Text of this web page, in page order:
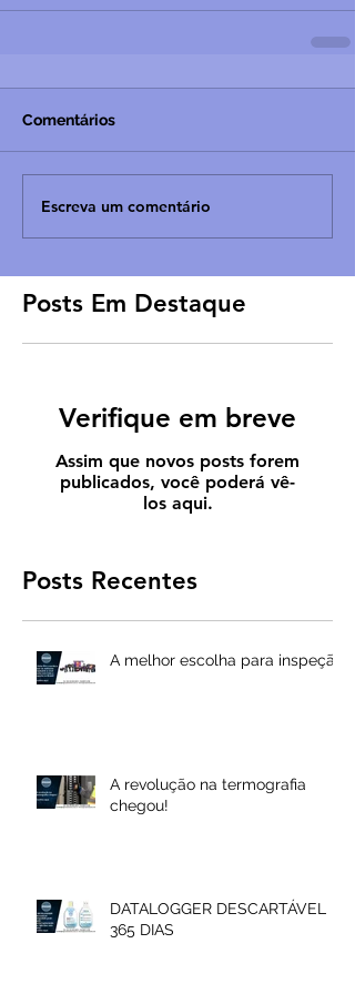
Comentários
Escreva um comentário
Posts Em Destaque
Verifique em breve
Assim que novos posts forem
publicados, você poderá vê-
los aqui.
Posts Recentes
A melhor escolha para inspeção
A revolução na termografia
chegou!
DATALOGGER DESCARTÁVEL
365 DIAS